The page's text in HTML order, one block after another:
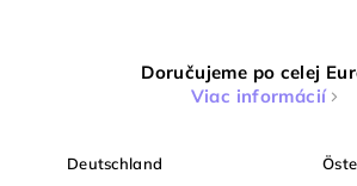
Doručujeme po celej
Viac informácií
Deutschland